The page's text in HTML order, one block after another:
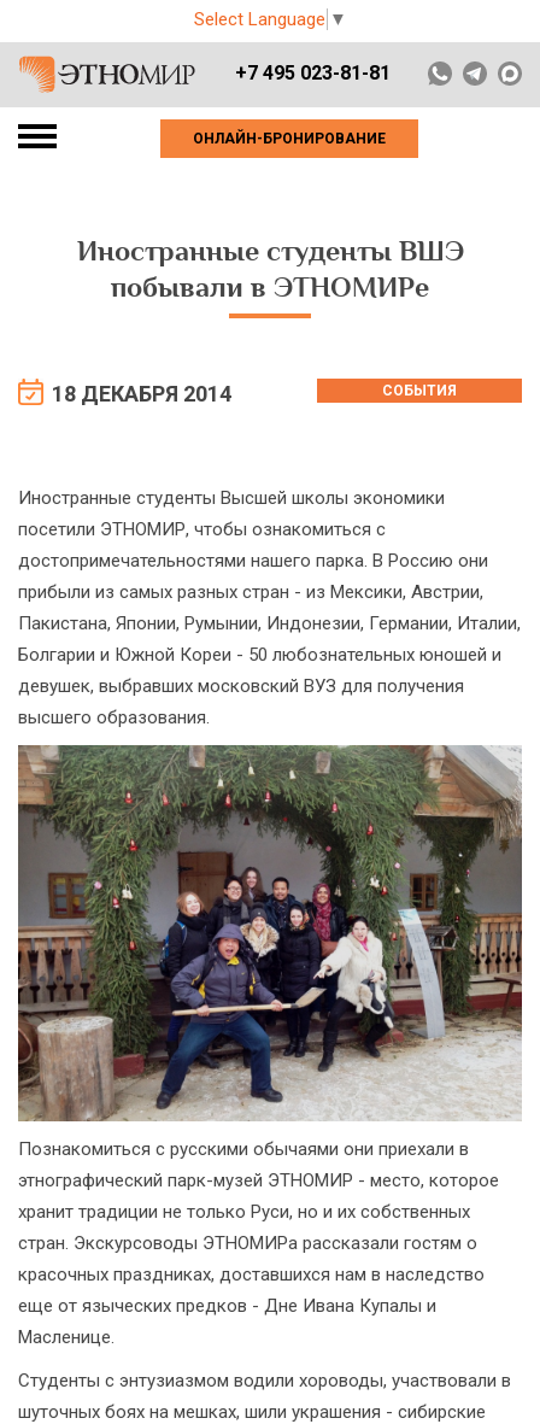
Select Language ▼
+7 495 023-81-81
ОНЛАЙН-БРОНИРОВАНИЕ
Иностранные студенты ВШЭ
побывали в ЭТНОМИРе
18 ДЕКАБРЯ 2014 СОБЫТИЯ
Иностранные студенты Высшей школы экономики
посетили ЭТНОМИР, чтобы ознакомиться с
достопримечательностями нашего парка. В Россию они
прибыли из самых разных стран - из Мексики, Австрии,
Пакистана, Японии, Румынии, Индонезии, Германии, Италии,
Болгарии и Южной Кореи - 50 любознательных юношей и
девушек, выбравших московский ВУЗ для получения
высшего образования.
Познакомиться с русскими обычаями они приехали в
этнографический парк-музей ЭТНОМИР - место, которое
хранит традиции не только Руси, но и их собственных
стран. Экскурсоводы ЭТНОМИРа рассказали гостям о
красочных праздниках, доставшихся нам в наследство
еще от языческих предков - Дне Ивана Купалы и
Масленице.
Студенты с энтузиазмом водили хороводы, участвовали в
шуточных боях на мешках, шили украшения - сибирские